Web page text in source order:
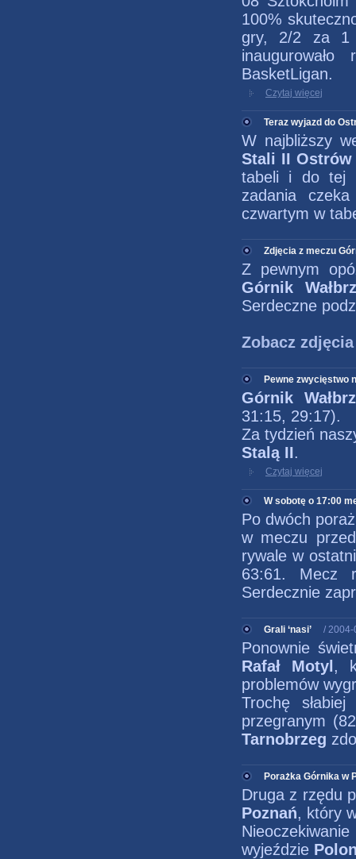
100%
gry, 2/2 za 1
BasketLigan.
Czytaj więcej
Teraz wyjazd do
W najbliższy
Stali II
tabeli i do tej
zadania
czwartym w
Zdjęcia z meczu
Z pewnym
Górnik
Serdeczne
Zobacz zdjęcia
Pewne zwycięstwo
Górnik
31:15, 29:17).
Za tydzień
Stalą II.
Czytaj więcej
W sobotę o 17:00
Po dwóch
w meczu
rywale w
63:61. Mecz
Serdecznie
Grali ‘nasi’ /
Ponownie
Rafał Motyl ,
problemów
Trochę
przegranym
Tarnobrzeg
Porażka Górnika w
Druga z rzędu
Poznań, który
wyjeździe